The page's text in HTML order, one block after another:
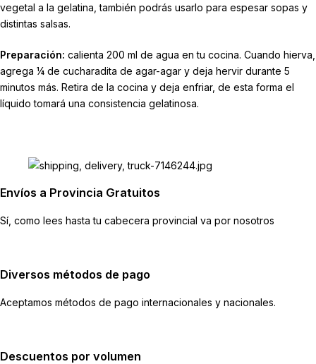
vegetal a la gelatina, también podrás usarlo para espesar sopas y
distintas salsas.
Preparación: calienta 200 ml de agua en tu cocina. Cuando hierva,
agrega ¼ de cucharadita de agar-agar y deja hervir durante 5
minutos más. Retira de la cocina y deja enfriar, de esta forma el
líquido tomará una consistencia gelatinosa.
Envíos a Provincia Gratuitos
Sí, como lees hasta tu cabecera provincial va por nosotros
Diversos métodos de pago
Aceptamos métodos de pago internacionales y nacionales.
Descuentos por volumen